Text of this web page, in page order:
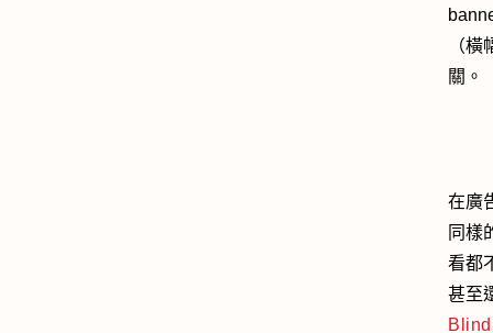
（
關。
在廣
同樣
看都
甚至